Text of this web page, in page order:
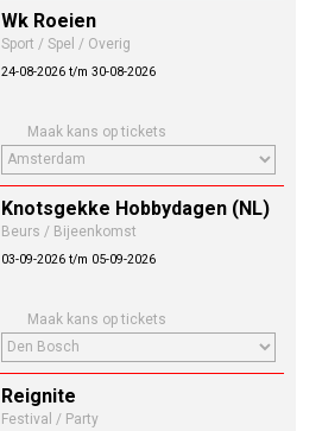
Wk Roeien
Sport / Spel / Overig
24-08-2026 t/m 30-08-2026
Maak kans op tickets
Knotsgekke Hobbydagen (NL)
Beurs / Bijeenkomst
03-09-2026 t/m 05-09-2026
Maak kans op tickets
Reignite
Festival / Party